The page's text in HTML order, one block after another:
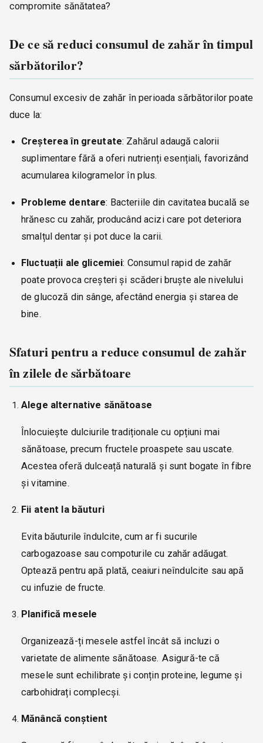
compromite sănătatea?
De ce să reduci consumul de zahăr în timpul
sărbătorilor?
Consumul excesiv de zahăr în perioada sărbătorilor poate
duce la:
Creșterea în greutate: Zahărul adaugă calorii
suplimentare fără a oferi nutrienți esențiali, favorizând
acumularea kilogramelor în plus.
Probleme dentare: Bacteriile din cavitatea bucală se
hrănesc cu zahăr, producând acizi care pot deteriora
smalțul dentar și pot duce la carii.
Fluctuații ale glicemiei: Consumul rapid de zahăr
poate provoca creșteri și scăderi bruște ale nivelului
de glucoză din sânge, afectând energia și starea de
bine.
Sfaturi pentru a reduce consumul de zahăr
în zilele de sărbătoare
Alege alternative sănătoase
Înlocuiește dulciurile tradiționale cu opțiuni mai
sănătoase, precum fructele proaspete sau uscate.
Acestea oferă dulceață naturală și sunt bogate în fibre
și vitamine.
Fii atent la băuturi
Evita băuturile îndulcite, cum ar fi sucurile
carbogazoase sau compoturile cu zahăr adăugat.
Optează pentru apă plată, ceaiuri neîndulcite sau apă
cu infuzie de fructe.
Planifică mesele
Organizează-ți mesele astfel încât să incluzi o
varietate de alimente sănătoase. Asigură-te că
mesele sunt echilibrate și conțin proteine, legume și
carbohidrați complecși.
Mănâncă conștient